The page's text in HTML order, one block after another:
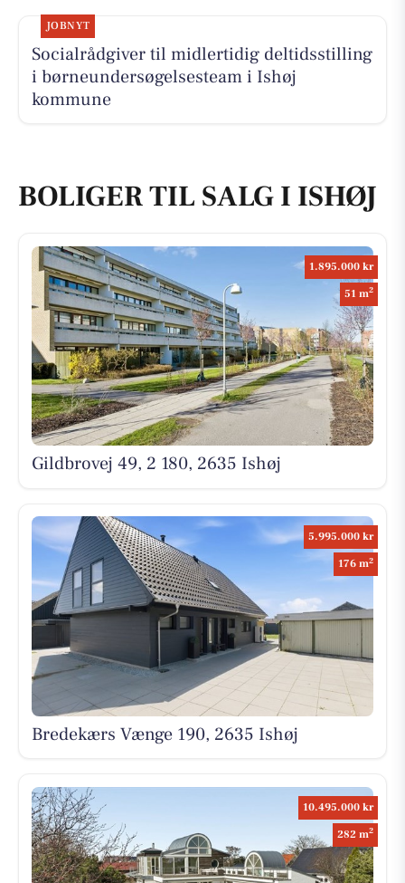
JOBNYT
Socialrådgiver til midlertidig deltidsstilling
i børneundersøgelsesteam i Ishøj
kommune
BOLIGER TIL SALG I ISHØJ
1.895.000 kr
51 m2
Gildbrovej 49, 2 180, 2635 Ishøj
5.995.000 kr
176 m2
Bredekærs Vænge 190, 2635 Ishøj
10.495.000 kr
282 m2